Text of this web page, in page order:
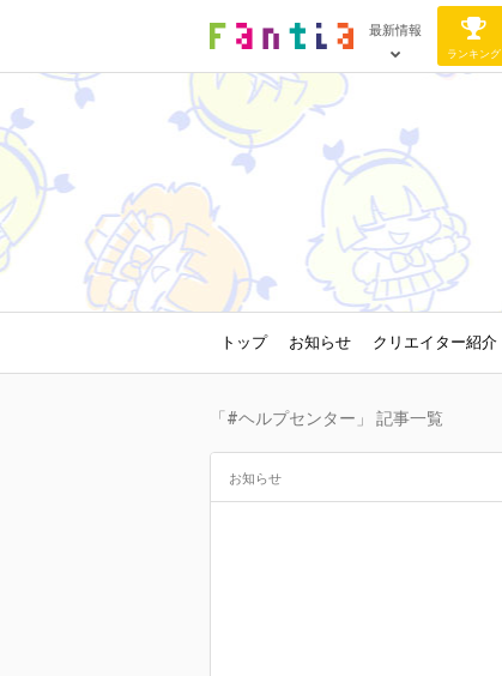
最新情報
ランキング
トップ お知らせ クリエイター紹介
「#ヘルプセンター」 記事一覧
お知らせ